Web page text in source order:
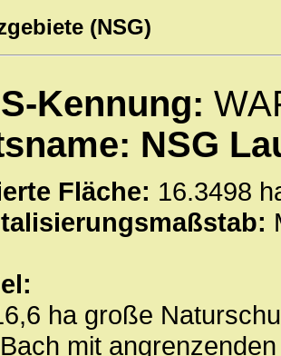
(NSG)
Kennung:
NSG
Fläche:
ha große
mit